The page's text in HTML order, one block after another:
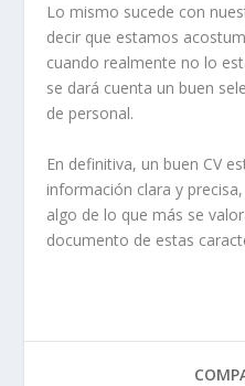
Lo mismo sucede con
decir que estamos
cuando realmente no lo
se dará cuenta un buen
de personal.
En definitiva, un buen CV
información clara y
algo de lo que más se
documento de estas